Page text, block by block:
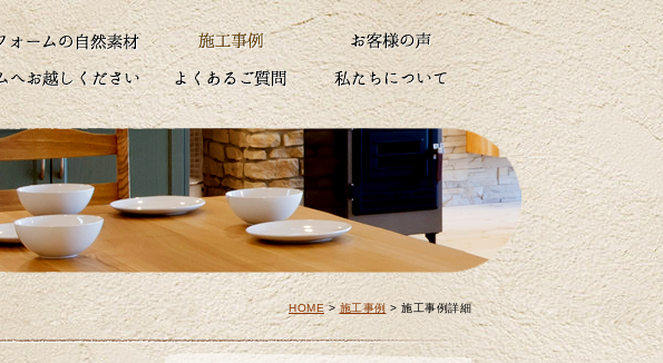
HOME>施工事例 > 施工事例詳細